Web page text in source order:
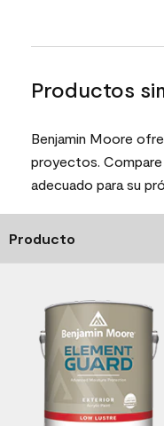
Productos
Benjamin Moore
proyectos.
adecuado para su
Producto